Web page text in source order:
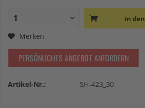
In den
Merken
PERSÖNLICHES ANGEBOT ANFORDERN
Artikel-Nr.: SH-423_30